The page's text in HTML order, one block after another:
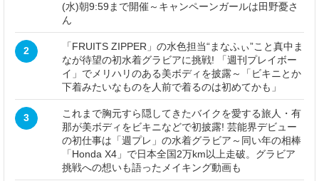
(水)朝9:59まで開催～キャンペーンガールは田野憂さ
ん
2
「FRUITS ZIPPER」の水色担当“まなふぃ”こと真中ま
なが待望の初水着グラビアに挑戦! 「週刊プレイボー
イ」でメリハリのある美ボディを披露～「ビキニとか
下着みたいなものを人前で着るのは初めてかも」
3
これまで胸元すら隠してきたバイクを愛する旅人・有
那が美ボディをビキニなどで初披露! 芸能界デビュー
の初仕事は「週プレ」の水着グラビア～同い年の相棒
「Honda X4」で日本全国2万km以上走破。グラビア
挑戦への想いも語ったメイキング動画も